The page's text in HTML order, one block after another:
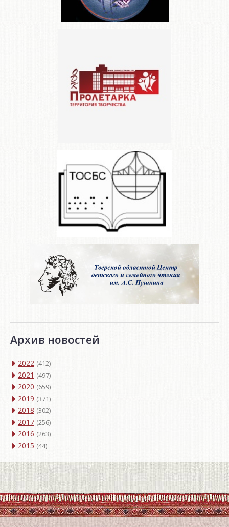
Архив новостей
2022 (412)
2021 (497)
2020 (659)
2019 (371)
2018 (302)
2017 (256)
2016 (263)
2015 (44)